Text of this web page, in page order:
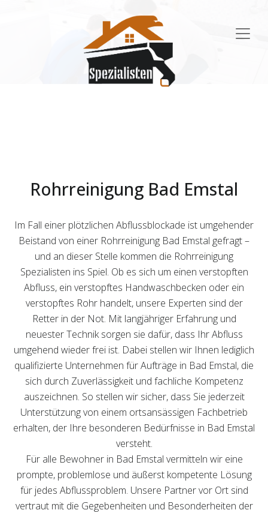
Rohrreinigung Bad Emstal
Im Fall einer plötzlichen Abflussblockade ist umgehender
Beistand von einer Rohrreinigung Bad Emstal gefragt –
und an dieser Stelle kommen die Rohrreinigung
Spezialisten ins Spiel. Ob es sich um einen verstopften
Abfluss, ein verstopftes Handwaschbecken oder ein
verstopftes Rohr handelt, unsere Experten sind der
Retter in der Not. Mit langjähriger Erfahrung und
neuester Technik sorgen sie dafür, dass Ihr Abfluss
umgehend wieder frei ist. Dabei stellen wir Ihnen lediglich
qualifizierte Unternehmen für Aufträge in Bad Emstal, die
sich durch Zuverlässigkeit und fachliche Kompetenz
auszeichnen. So stellen wir sicher, dass Sie jederzeit
Unterstützung von einem ortsansässigen Fachbetrieb
erhalten, der Ihre besonderen Bedürfnisse in Bad Emstal
versteht.
Für alle Bewohner in Bad Emstal vermitteln wir eine
prompte, problemlose und äußerst kompetente Lösung
für jedes Abflussproblem. Unsere Partner vor Ort sind
vertraut mit die Gegebenheiten und Besonderheiten der